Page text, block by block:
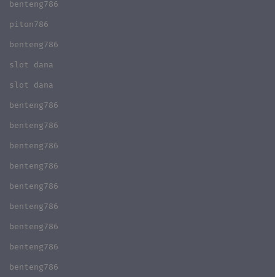
benteng786
piton786
benteng786
slot dana
slot dana
benteng786
benteng786
benteng786
benteng786
benteng786
benteng786
benteng786
benteng786
benteng786